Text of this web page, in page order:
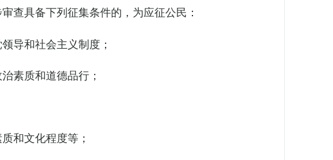
查具备下列征集条件的，为应征公民：
导和社会主义制度；
素质和道德品行；
和文化程度等；